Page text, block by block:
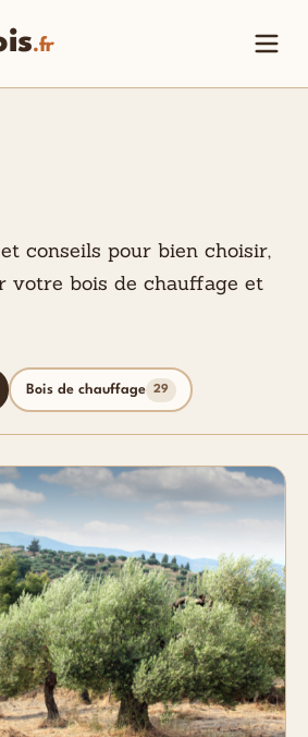
.fr
conseils pour bien choisir,
votre bois de chauffage et
Bois de chauffage 29